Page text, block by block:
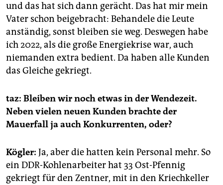
und das hat sich dann gerächt. Das hat mir mein
Vater schon beigebracht: Behandele die Leute
anständig, sonst bleiben sie weg. Deswegen habe
ich 2022, als die große Energiekrise war, auch
niemanden extra bedient. Da haben alle Kunden
das Gleiche gekriegt.
taz: Bleiben wir noch etwas in der Wendezeit.
Neben vielen neuen Kunden brachte der
Mauerfall ja auch Konkurrenten, oder?
Kögler: Ja, aber die hatten kein Personal mehr. So
ein DDR-Kohlenarbeiter hat 33 Ost-Pfennig
gekriegt für den Zentner, mit in den Kriechkeller